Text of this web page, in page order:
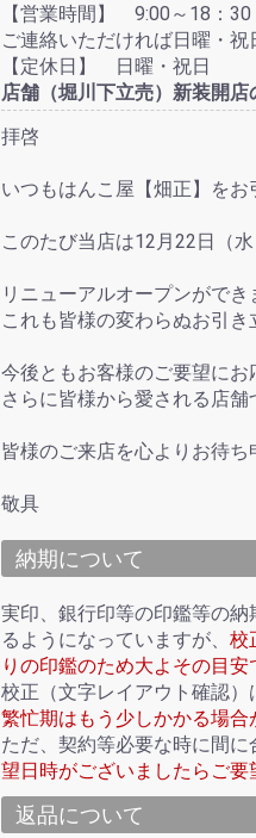
【営業時間】 9:00～18：30
ご連絡いただければ日曜・祝
【定休日】 日曜・祝日
店舗（堀川下立売）新装開店
拝啓
いつもはんこ屋【畑正】をお
このたび当店は12月22日（
リニューアルオープンができ
これも皆様の変わらぬお引き
今後ともお客様のご要望にお
さらに皆様から愛される店舗
皆様のご来店を心よりお待ち
敬具
納期について
実印、銀行印等の印鑑等の
るようになっていますが、 校
りの印鑑のため大よその目安
校正（文字レイアウト確認）
繁忙期はもう少しかかる場合
ただ、契約等必要な時に間に
望日時がございましたらご要
返品について